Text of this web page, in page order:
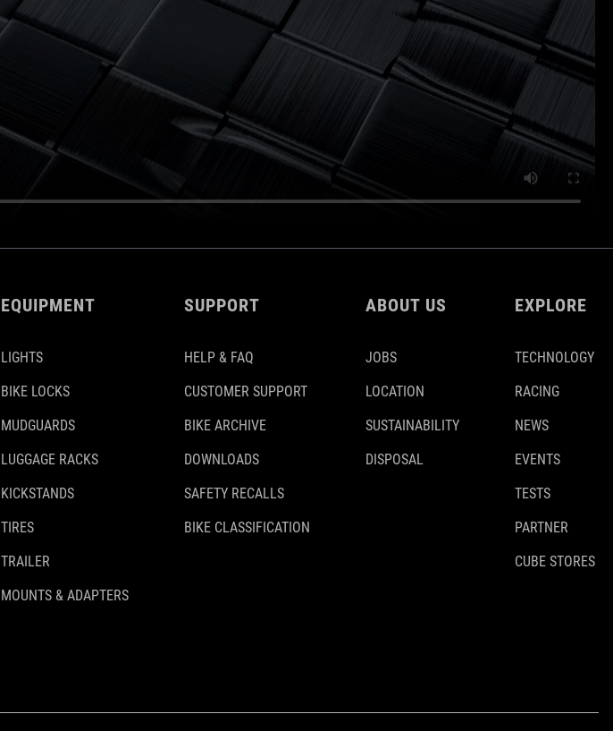
EQUIPMENT
LIGHTS
BIKE LOCKS
MUDGUARDS
LUGGAGE RACKS
KICKSTANDS
TIRES
TRAILER
MOUNTS & ADAPTERS
SUPPORT
HELP & FAQ
CUSTOMER SUPPORT
BIKE ARCHIVE
DOWNLOADS
SAFETY RECALLS
BIKE CLASSIFICATION
ABOUT US
JOBS
LOCATION
SUSTAINABILITY
DISPOSAL
EXPLORE
TECHNOLOGY
RACING
NEWS
EVENTS
TESTS
PARTNER
CUBE STORES